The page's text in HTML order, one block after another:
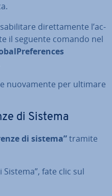
di­ret­ta­men­te l’ac­
il seguente comando nel
nuo­va­men­te per ultimare
di Sistema
di sistema”tramite
Sistema”, fate clic sul